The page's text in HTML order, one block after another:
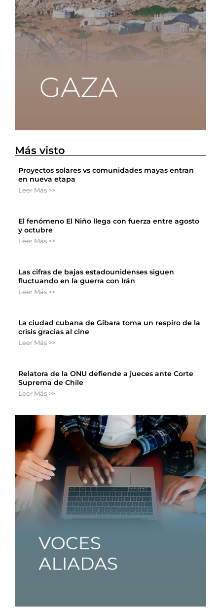
Más visto
Proyectos solares vs comunidades mayas entran
en nueva etapa
Leer Más >>
El fenómeno El Niño llega con fuerza entre agosto
y octubre
Leer Más >>
Las cifras de bajas estadounidenses siguen
fluctuando en la guerra con Irán
Leer Más >>
La ciudad cubana de Gibara toma un respiro de la
crisis gracias al cine
Leer Más >>
Relatora de la ONU defiende a jueces ante Corte
Suprema de Chile
Leer Más >>